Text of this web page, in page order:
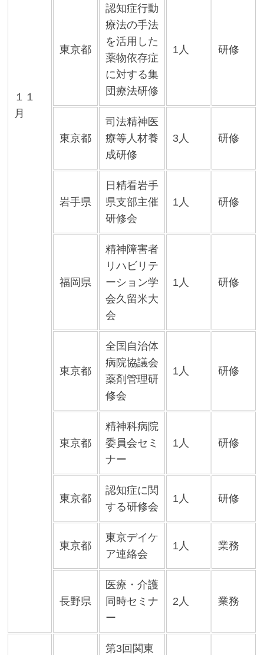
１１
月
東京都
認知症行動
療法の手法
を活用した
薬物依存症
に対する集
団療法研修
1人 研修
東京都
司法精神医
療等人材養
成研修
3人 研修
岩手県
日精看岩手
県支部主催
研修会
1人 研修
福岡県
精神障害者
リハビリテ
ーション学
会久留米大
会
1人 研修
東京都
全国自治体
病院協議会
薬剤管理研
修会
1人 研修
東京都
精神科病院
委員会セミ
ナー
1人 研修
東京都
認知症に関
する研修会
1人 研修
東京都
東京デイケ
ア連絡会
1人 業務
長野県
医療・介護
同時セミナ
ー
2人 業務
第3回関東